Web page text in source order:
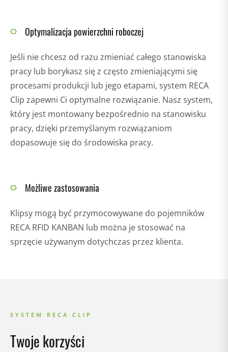
Optymalizacja powierzchni roboczej
Jeśli nie chcesz od razu zmieniać całego stanowiska
pracy lub borykasz się z często zmieniającymi się
procesami produkcji lub jego etapami, system RECA
Clip zapewni Ci optymalne rozwiązanie. Nasz system,
który jest montowany bezpośrednio na stanowisku
pracy, dzięki przemyślanym rozwiązaniom
dopasowuje się do środowiska pracy.
Możliwe zastosowania
Klipsy mogą być przymocowywane do pojemników
RECA RFID KANBAN lub można je stosować na
sprzęcie używanym dotychczas przez klienta.
SYSTEM RECA CLIP
Twoje korzyści